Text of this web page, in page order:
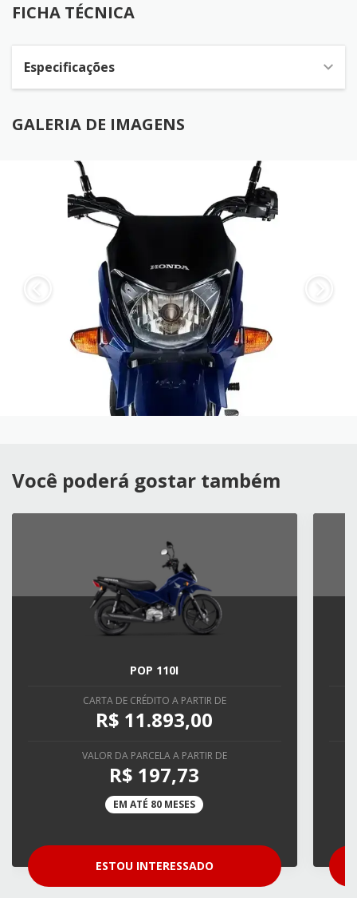
FICHA TÉCNICA
Especificações
GALERIA DE IMAGENS
Você poderá gostar também
POP 110I
CARTA DE CRÉDITO A PARTIR DE
R$ 11.893,00
VALOR DA PARCELA A PARTIR DE
R$ 197,73
EM ATÉ 80 MESES
ESTOU INTERESSADO